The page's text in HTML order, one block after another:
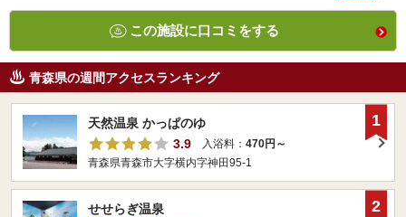
この施設に口コミをする
青森県の週間アクセスランキング
天然温泉 かっぱのゆ
3.9
入浴料： 470円～
青森県青森市大字横内字神田95-1
1
せせらぎ温泉
2